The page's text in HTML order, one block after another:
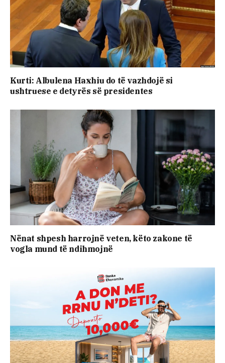
Kurti: Albulena Haxhiu do të vazhdojë si
ushtruese e detyrës së presidentes
Nënat shpesh harrojnë veten, këto zakone të
vogla mund të ndihmojnë